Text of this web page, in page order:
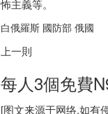
怖主義等。
白俄羅斯 國防部 俄國
上一則
每人3個免費
[图文来源于网络,如有